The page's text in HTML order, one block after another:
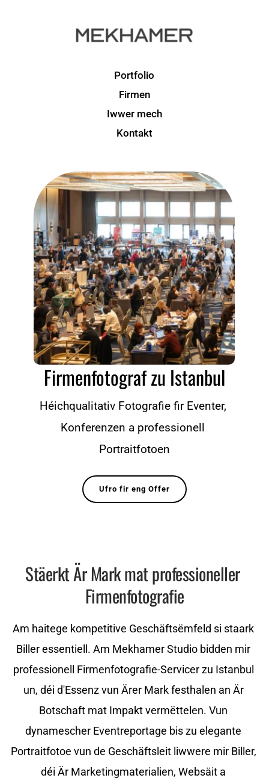
Portfolio
Firmen
Iwwer mech
Kontakt
Firmenfotograf zu Istanbul
Héichqualitativ Fotografie fir Eventer,
Konferenzen a professionell
Portraitfotoen
Ufro fir eng Offer
Stäerkt Är Mark mat professioneller
Firmenfotografie
Am haitege kompetitive Geschäftsëmfeld si staark
Biller essentiell. Am Mekhamer Studio bidden mir
professionell Firmenfotografie-Servicer zu Istanbul
un, déi d'Essenz vun Ärer Mark festhalen an Är
Botschaft mat Impakt vermëttelen. Vun
dynamescher Eventreportage bis zu elegante
Portraitfotoe vun de Geschäftsleit liwwere mir Biller,
déi Är Marketingmaterialien, Websäit a